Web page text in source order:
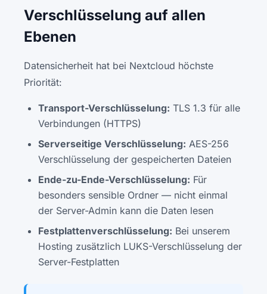
Verschlüsselung auf allen
Ebenen
Datensicherheit hat bei Nextcloud höchste
Priorität:
Transport-Verschlüsselung: TLS 1.3 für alle
Verbindungen (HTTPS)
Serverseitige Verschlüsselung: AES-256
Verschlüsselung der gespeicherten Dateien
Ende-zu-Ende-Verschlüsselung: Für
besonders sensible Ordner — nicht einmal
der Server-Admin kann die Daten lesen
Festplattenverschlüsselung: Bei unserem
Hosting zusätzlich LUKS-Verschlüsselung der
Server-Festplatten